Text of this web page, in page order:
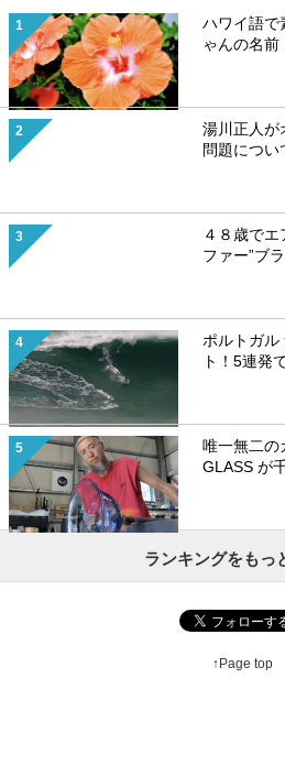
ハワイ語で
ゃんの名前
湯川正人が
問題につい
４８歳で
ファー”ブ
ポルトガル
ト！5連発
唯一無二の
GLASS が
ランキングをもっ
↑Page top